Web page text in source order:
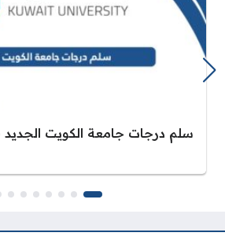
سلم درجات جامعة الكويت الجديد 2026